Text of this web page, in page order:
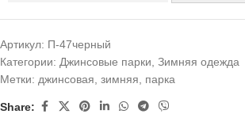
Артикул: П-47черный
Категории: Джинсовые парки, Зимняя одежда
Метки: джинсовая, зимняя, парка
Share: